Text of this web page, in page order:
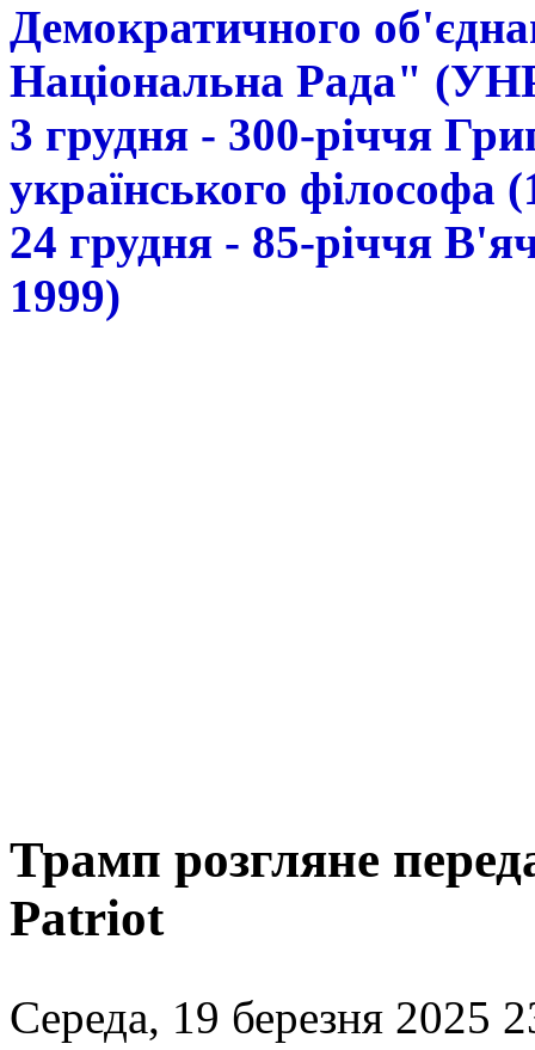
Демократичного
Національна Рада"
3 грудня - 300-річчя
українського філософа
24 грудня - 85-річчя
1999)
Трамп розгляне
Patriot
Середа, 19 березня 2025